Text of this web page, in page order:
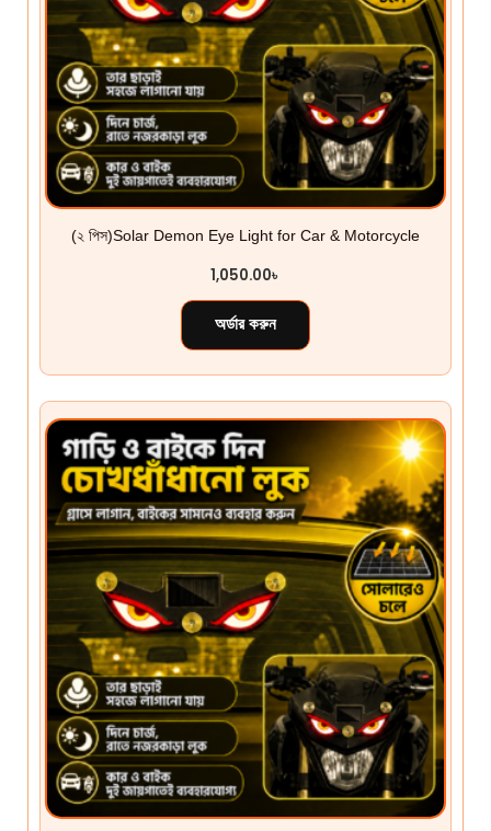
(২ পিস)Solar Demon Eye Light for Car & Motorcycle
1,050.00৳
অর্ডার করুন